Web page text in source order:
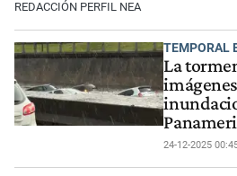
REDACCIÓN PERFIL NEA
TEMPORAL
La
24-12-2025